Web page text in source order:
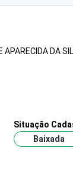
DA
Situação
Baixada